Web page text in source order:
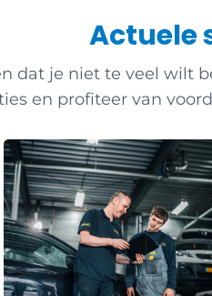
Actuele
dat je niet te veel wilt
en profiteer van